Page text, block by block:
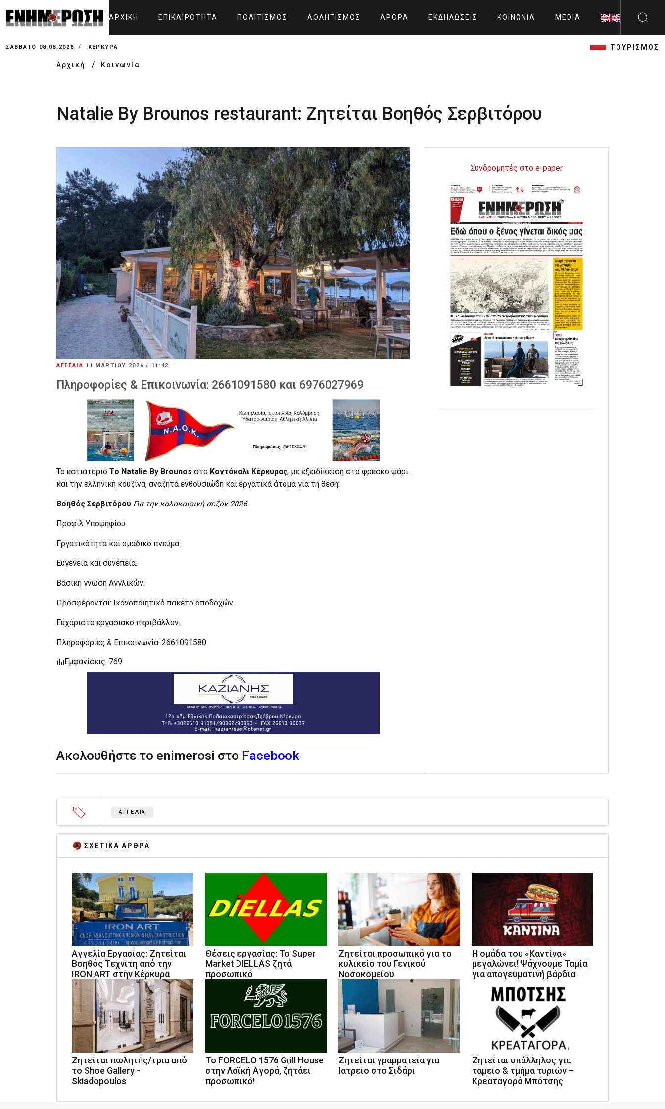
ΑΡΧΙΚΉ ΕΠΙΚΑΙΡΌΤΗΤΑ ΠΟΛΙΤΙΣΜΌΣ ΑΘΛΗΤΙΣΜΌΣ ΆΡΘΡΑ ΕΚΔΗΛΏΣΕΙΣ ΚΟΙΝΩΝΊΑ MEDIA
ΣΆΒΒΑΤΟ 08.08.2026 ΚΕΡΚΥΡΑ ΤΟΥΡΙΣΜΟΣ
Αρχική Κοινωνία
Natalie By Brounos restaurant: Ζητείται Βοηθός Σερβιτόρου
ΑΓΓΕΛΙΑ 11 ΜΑΡΤΊΟΥ 2026/ 11:42
Πληροφορίες & Επικοινωνία: 2661091580 και 6976027969
Το εστιατόριο To Natalie By Brounos στο Κοντόκαλι Κέρκυρας, με εξειδίκευση στο φρέσκο ψάρι
και την ελληνική κουζίνα, αναζητά ενθουσιώδη και εργατικά άτομα για τη θέση:
Βοηθός Σερβιτόρου Για την καλοκαιρινή σεζόν 2026
Προφίλ Υποψηφίου:
Εργατικότητα και ομαδικό πνεύμα.
Ευγένεια και συνέπεια.
Βασική γνώση Αγγλικών.
Προσφέρονται: Ικανοποιητικό πακέτο αποδοχών.
Ευχάριστο εργασιακό περιβάλλον.
Πληροφορίες & Επικοινωνία: 2661091580
Εμφανίσεις: 769
Ακολουθήστε το enimerosi στο Facebook
Συνδρομητές στο e-paper
ΑΓΓΕΛΙΑ
ΣΧΕΤΙΚA AΡΘΡΑ
Αγγελία Εργασίας: Ζητείται
Βοηθός Τεχνίτη από την
IRON ART στην Κέρκυρα
Θέσεις εργασίας: Το Super
Market DIELLAS ζητά
προσωπικό
Ζητείται προσωπικό για το
κυλικείο του Γενικού
Νοσοκομείου
Η ομάδα του «Καντίνα»
μεγαλώνει! Ψάχνουμε Ταμία
για απογευματινή βάρδια
Ζητείται πωλητής/τρια από
το Shoe Gallery -
Skiadopoulos
Το FORCELO 1576 Grill House
στην Λαϊκή Αγορά, ζητάει
προσωπικό!
Ζητείται γραμματεία για
Ιατρείο στο Σιδάρι
Ζητείται υπάλληλος για
ταμείο & τμήμα τυριών –
Κρεαταγορά Μπότσης